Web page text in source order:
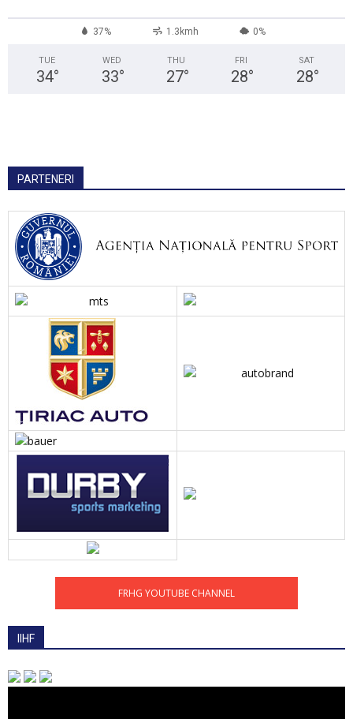
37% 1.3kmh 0%
TUE
34°
WED
33°
THU
27°
FRI
28°
SAT
28°
PARTENERI
FRHG YOUTUBE CHANNEL
IIHF